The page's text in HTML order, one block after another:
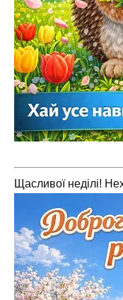
Щасливої неділі!